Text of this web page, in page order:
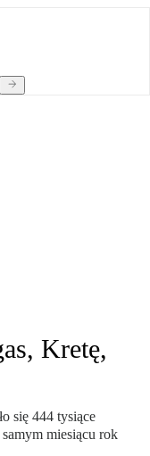
Kretę,
się 444 tysiące
miesiącu rok